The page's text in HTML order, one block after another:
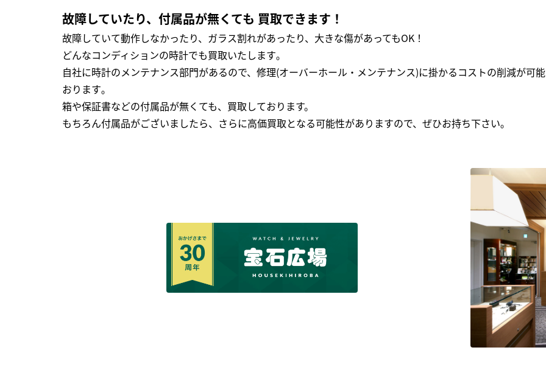
故障していたり、付属品が無くても 買取できます！
故障していて動作しなかったり、ガラス割れがあったり、大きな傷があってもOK！
どんなコンディションの時計でも買取いたします｡
自社に時計のメンテナンス部門があるので、修理(オーバーホール・メンテナンス)に掛かるコストの削減が可
おります｡
箱や保証書などの付属品が無くても、買取しております。
もちろん付属品がございましたら、さらに高価買取となる可能性がありますので、ぜひお持ち下さい｡